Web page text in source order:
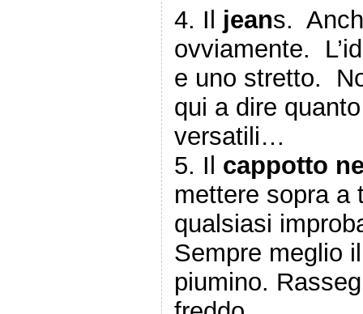
4. Il jeans.
ovviamente.
e uno stretto.
qui a dire
versatili…
5. Il cappotto
mettere sopra a
qualsiasi
Sempre meglio
piumino.